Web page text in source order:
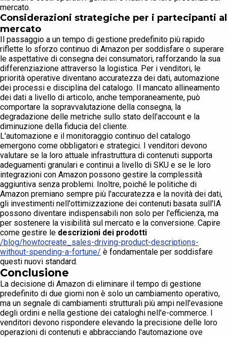
mercato.
Considerazioni strategiche per i partecipanti al
mercato
Il passaggio a un tempo di gestione predefinito più rapido
riflette lo sforzo continuo di Amazon per soddisfare o superare
le aspettative di consegna dei consumatori, rafforzando la sua
differenziazione attraverso la logistica. Per i venditori, le
priorità operative diventano accuratezza dei dati, automazione
dei processi e disciplina del catalogo. Il mancato allineamento
dei dati a livello di articolo, anche temporaneamente, può
comportare la sopravvalutazione della consegna, la
degradazione delle metriche sullo stato dell'account e la
diminuzione della fiducia del cliente.
L'automazione e il monitoraggio continuo del catalogo
emergono come obbligatori e strategici. I venditori devono
valutare se la loro attuale infrastruttura di contenuti supporta
adeguamenti granulari e continui a livello di SKU e se le loro
integrazioni con Amazon possono gestire la complessità
aggiuntiva senza problemi. Inoltre, poiché le politiche di
Amazon premiano sempre più l'accuratezza e la novità dei dati,
gli investimenti nell'ottimizzazione dei contenuti basata sull'IA
possono diventare indispensabili non solo per l'efficienza, ma
per sostenere la visibilità sul mercato e la conversione. Capire
come gestire le descrizioni dei prodotti
/blog/howtocreate_sales-driving-product-descriptions-
without-spending-a-fortune/ è fondamentale per soddisfare
questi nuovi standard.
Conclusione
La decisione di Amazon di eliminare il tempo di gestione
predefinito di due giorni non è solo un cambiamento operativo,
ma un segnale di cambiamenti strutturali più ampi nell'evasione
degli ordini e nella gestione dei cataloghi nell'e-commerce. I
venditori devono rispondere elevando la precisione delle loro
operazioni di contenuti e abbracciando l'automazione ove